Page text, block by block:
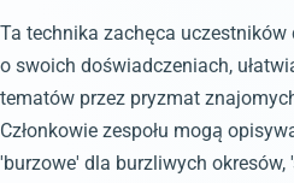
Ta technika zachęca
o swoich doświadczeniach,
tematów przez pryzmat
Członkowie zespołu mogą
'burzowe' dla burzliwych okresów,